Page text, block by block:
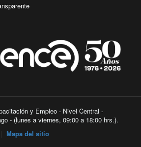
y Empleo - Nivel Central -
- (lunes a viernes, 09:00 a 18:00 hrs.).
Mapa del sitio